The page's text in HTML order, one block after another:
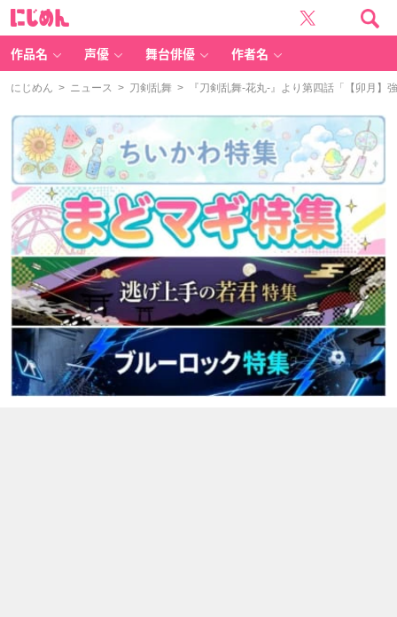
作品名 声優 舞台俳優 作者名
にじめん > ニュース > 刀剣乱舞 > 『刀剣乱舞-花丸-』より第四話「【卯月】